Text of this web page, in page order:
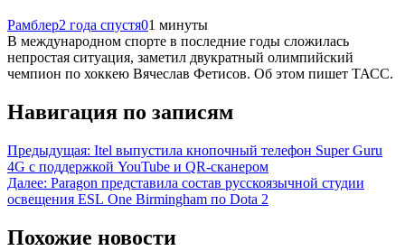
Рамблер2 года спустя01 минуты
В международном спорте в последние годы сложилась
непростая ситуация, заметил двукратный олимпийский
чемпион по хоккею Вячеслав Фетисов. Об этом пишет ТАСС.
Навигация по записям
Предыдущая: Itel выпустила кнопочный телефон Super Guru
4G с поддержкой YouTube и QR-сканером
Далее: Paragon представила состав русскоязычной студии
освещения ESL One Birmingham по Dota 2
Похожие новости